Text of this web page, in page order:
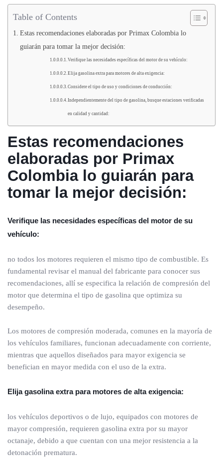
Table of Contents
Estas recomendaciones elaboradas por Primax Colombia lo
guiarán para tomar la mejor decisión:
Verifique las necesidades específicas del motor de su vehículo:
Elija gasolina extra para motores de alta exigencia:
Considere el tipo de uso y condiciones de conducción:
Independientemente del tipo de gasolina, busque estaciones verificadas
en calidad y cantidad:
Estas recomendaciones
elaboradas por Primax
Colombia lo guiarán para
tomar la mejor decisión:
Verifique las necesidades específicas del motor de su
vehículo:
no todos los motores requieren el mismo tipo de combustible. Es
fundamental revisar el manual del fabricante para conocer sus
recomendaciones, allí se especifica la relación de compresión del
motor que determina el tipo de gasolina que optimiza su
desempeño.
Los motores de compresión moderada, comunes en la mayoría de
los vehículos familiares, funcionan adecuadamente con corriente,
mientras que aquellos diseñados para mayor exigencia se
benefician en mayor medida con el uso de la extra.
Elija gasolina extra para motores de alta exigencia:
los vehículos deportivos o de lujo, equipados con motores de
mayor compresión, requieren gasolina extra por su mayor
octanaje, debido a que cuentan con una mejor resistencia a la
detonación prematura.